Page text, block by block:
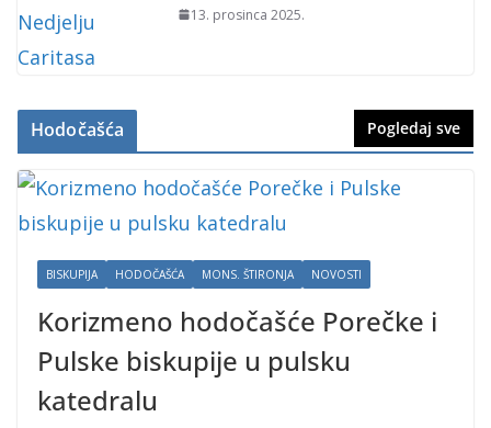
13. prosinca 2025.
Hodočašća Pogledaj sve
BISKUPIJA HODOČAŠĆA MONS. ŠTIRONJA NOVOSTI
Korizmeno hodočašće Porečke i
Pulske biskupije u pulsku
katedralu